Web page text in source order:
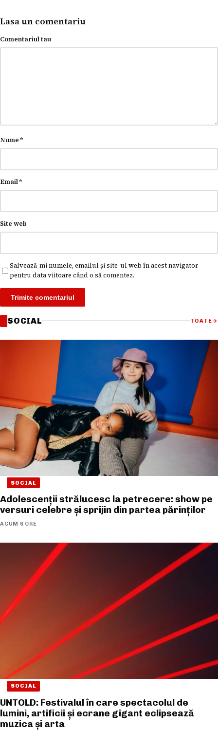
Lasa un comentariu
Comentariul tau
Nume*
Email*
Site web
Salvează-mi numele, emailul și site-ul web în acest navigator
pentru data viitoare când o să comentez.
SOCIAL TOATE→
SOCIAL
Adolescenții strălucesc la petrecere: show pe
versuri celebre și sprijin din partea părinților
ACUM 6 ORE
SOCIAL
UNTOLD: Festivalul în care spectacolul de
lumini, artificii și ecrane gigant eclipsează
muzica și arta